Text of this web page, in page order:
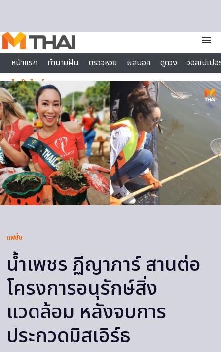
menu
หน้าแรก
ทำนายฝัน ตรวจหวย ผลบอล ดูดวง
วอลเปเป
ไลฟ์สไตล์
แฟชั่น
น้ำเพชร ฏีญาภาร์ สานต่อ
โครงการอนุรักษ์สิ่ง
แวดล้อม หลังจบการ
ประกวดมิสเอิร์ธ